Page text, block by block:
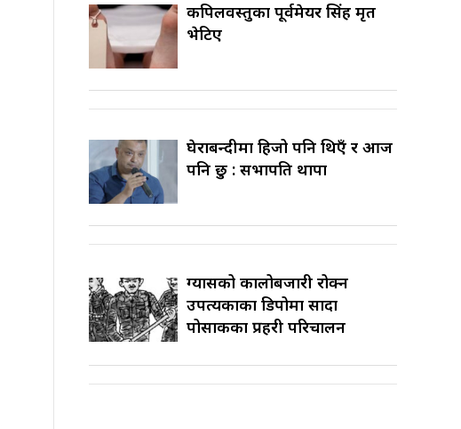
कपिलवस्तुका पूर्वमेयर सिंह मृत
भेटिए
घेराबन्दीमा हिजो पनि थिएँ र आज
पनि छु : सभापति थापा
ग्यासको कालोबजारी रोक्न
उपत्यकाका डिपोमा सादा
पोसाकका प्रहरी परिचालन